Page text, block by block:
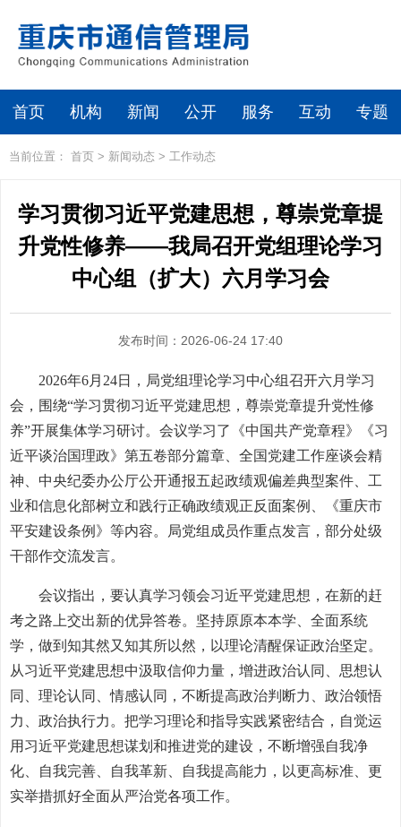
首页 机构 新闻 公开 服务 互动 专题
当前位置： 首页 > 新闻动态 > 工作动态
学习贯彻习近平党建思想，尊崇党章提
升党性修养——我局召开党组理论学习
中心组（扩大）六月学习会
发布时间：2026-06-24 17:40
2026年6月24日，局党组理论学习中心组召开六月学习
会，围绕“学习贯彻习近平党建思想，尊崇党章提升党性修
养”开展集体学习研讨。会议学习了《中国共产党章程》《习
近平谈治国理政》 第五卷部分篇章、全国党建工作座谈会精
神、中央纪委办公厅公开通报五起政绩观偏差典型案件、工
业和信息化部树立和践行正确政绩观正反面案例、《重庆市
平安建设条例》等内容。局党组成员作重点发言，部分处级
干部作交流发言。
会议指出，要认真学习领会习近平党建思想，在新的赶
考之路上交出新的优异答卷。坚持原原本本学、全面系统
学，做到知其然又知其所以然，以理论清醒保证政治坚定。
从习近平党建思想中汲取信仰力量，增进政治认同、思想认
同、理论认同、情感认同，不断提高政治判断力、政治领悟
力、政治执行力。把学习理论和指导实践紧密结合，自觉运
用习近平党建思想谋划和推进党的建设，不断增强自我净
化、自我完善、自我革新、自我提高能力，以更高标准、更
实举措抓好全面从严治党各项工作。